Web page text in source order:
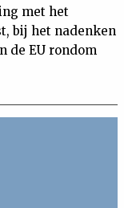
met het
bij het nadenken
de EU rondom